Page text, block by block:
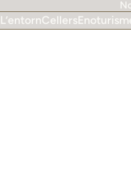
L’entornCellers